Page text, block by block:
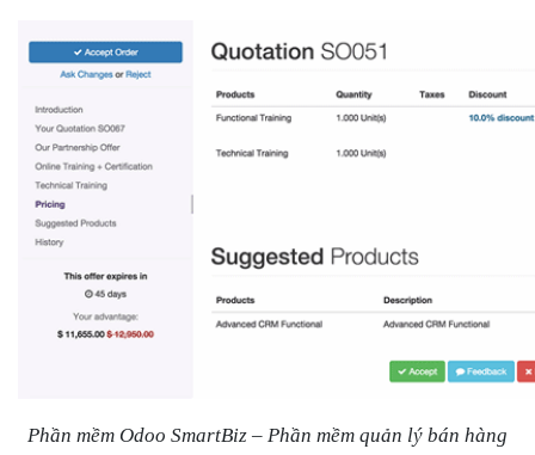
Phần mềm Odoo SmartBiz – Phần mềm quản lý bán hàng